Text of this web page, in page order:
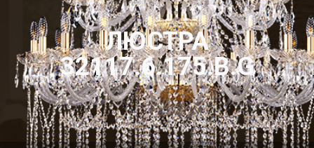
ЛЮСТРА
32117.6.175.B.G